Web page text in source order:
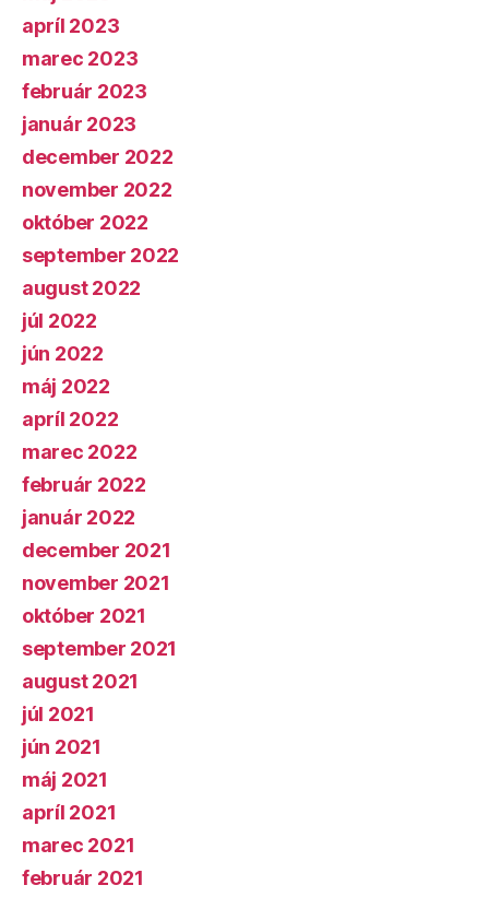
apríl 2023
marec 2023
február 2023
január 2023
december 2022
november 2022
október 2022
september 2022
august 2022
júl 2022
jún 2022
máj 2022
apríl 2022
marec 2022
február 2022
január 2022
december 2021
november 2021
október 2021
september 2021
august 2021
júl 2021
jún 2021
máj 2021
apríl 2021
marec 2021
február 2021